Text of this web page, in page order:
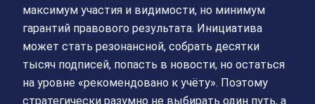
максимум участия и видимости, но минимум
гарантий правового результата. Инициатива
может стать резонансной, собрать десятки
тысяч подписей, попасть в новости, но остаться
на уровне «рекомендовано к учёту». Поэтому
стратегически разумно не выбирать один путь, а